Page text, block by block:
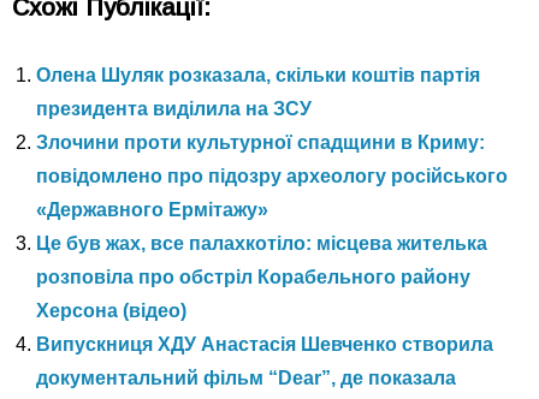
Схожі Публікації:
Олена Шуляк розказала, скільки коштів партія
президента виділила на ЗСУ
Злочини проти культурної спадщини в Криму:
повідомлено про підозру археологу російського
«Державного Ермітажу»
Це був жах, все палахкотіло: місцева жителька
розповіла про обстріл Корабельного району
Херсона (відео)
Випускниця ХДУ Анастасія Шевченко створила
документальний фільм “Dear”, де показала